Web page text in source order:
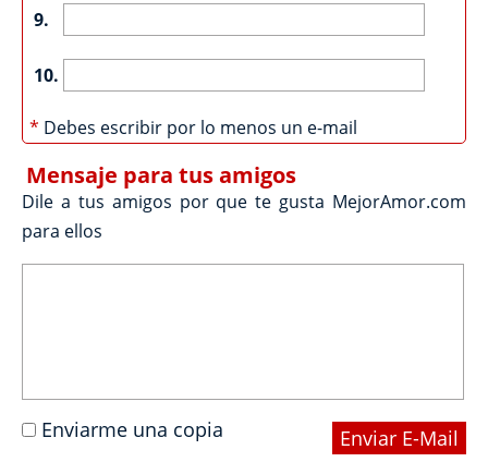
9.
10.
* Debes escribir por lo menos un e-mail
Mensaje para tus amigos
Dile a tus amigos por que te gusta MejorAmor.com
para ellos
Enviarme una copia